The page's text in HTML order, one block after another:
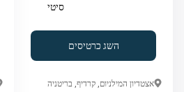
סיטי
השג כרטיסים
אצטדיון המילניום, קרדיף, בריטניה